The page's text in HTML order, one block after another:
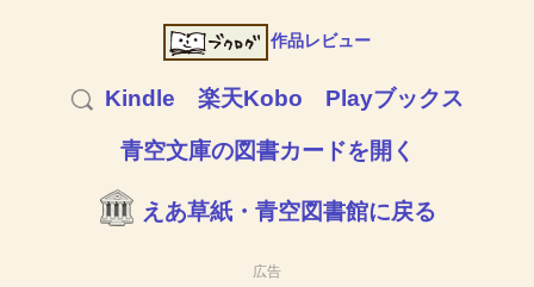
作品レビュー
Kindle 楽天Kobo Playブックス
青空文庫の図書カードを開く
えあ草紙・青空図書館に戻る
広告